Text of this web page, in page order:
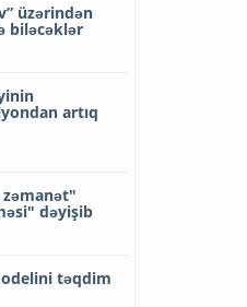
üzərindən
biləcəklər
artıq
dəyişib
təqdim